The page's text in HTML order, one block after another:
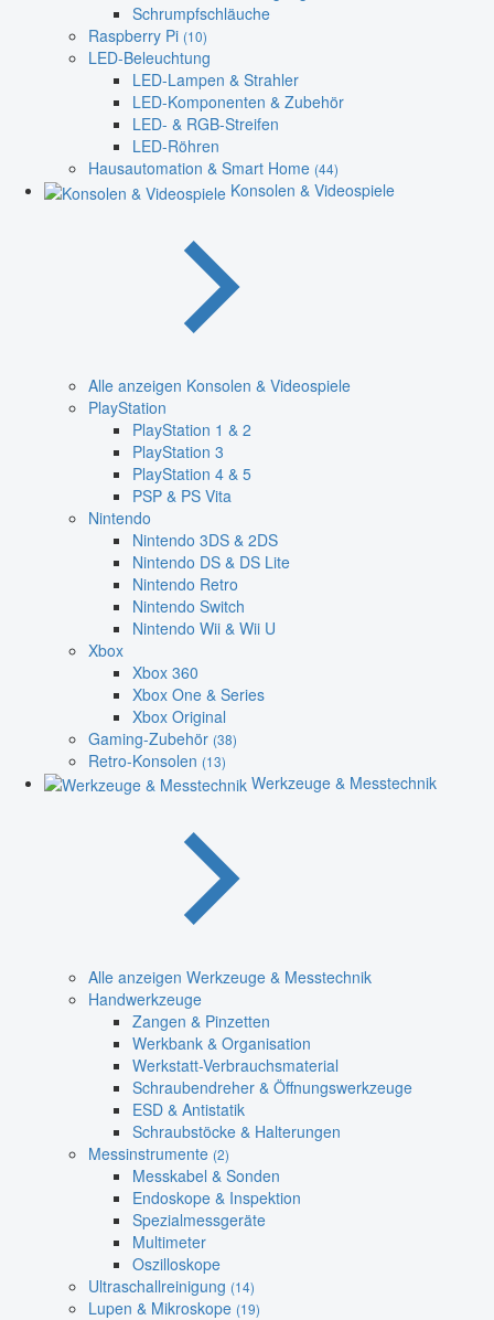
Schrumpfschläuche
Raspberry Pi (10)
LED-Beleuchtung
LED-Lampen & Strahler
LED-Komponenten & Zubehör
LED- & RGB-Streifen
LED-Röhren
Hausautomation & Smart Home (44)
Konsolen & Videospiele
Alle anzeigen Konsolen & Videospiele
PlayStation
PlayStation 1 & 2
PlayStation 3
PlayStation 4 & 5
PSP & PS Vita
Nintendo
Nintendo 3DS & 2DS
Nintendo DS & DS Lite
Nintendo Retro
Nintendo Switch
Nintendo Wii & Wii U
Xbox
Xbox 360
Xbox One & Series
Xbox Original
Gaming-Zubehör (38)
Retro-Konsolen (13)
Werkzeuge & Messtechnik
Alle anzeigen Werkzeuge & Messtechnik
Handwerkzeuge
Zangen & Pinzetten
Werkbank & Organisation
Werkstatt-Verbrauchsmaterial
Schraubendreher & Öffnungswerkzeuge
ESD & Antistatik
Schraubstöcke & Halterungen
Messinstrumente (2)
Messkabel & Sonden
Endoskope & Inspektion
Spezialmessgeräte
Multimeter
Oszilloskope
Ultraschallreinigung (14)
Lupen & Mikroskope (19)